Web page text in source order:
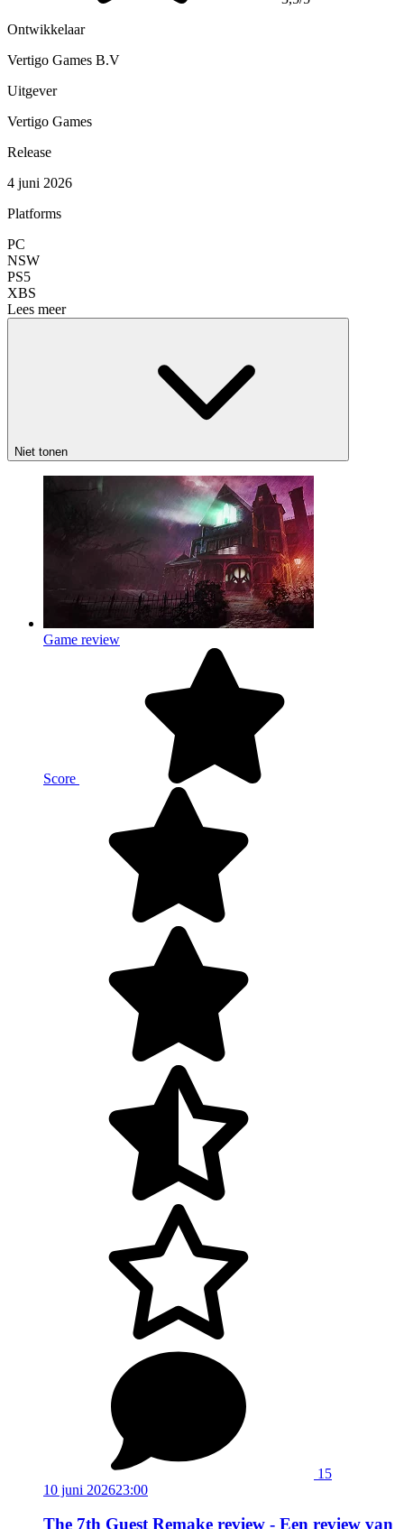
Ontwikkelaar
Vertigo Games B.V
Uitgever
Vertigo Games
Release
4 juni 2026
Platforms
PC
NSW
PS5
XBS
Lees meer
Niet tonen
Game review
Score
15
10 juni 202623:00
The 7th Guest Remake review - Een review van